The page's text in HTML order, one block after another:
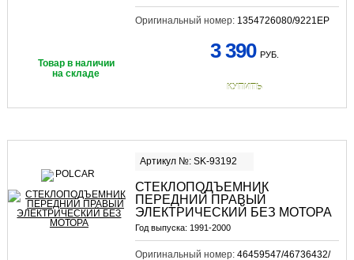
Оригинальный номер: 1354726080/9221EP
Товар в наличии
на складе
3 390 РУБ.
КУПИТЬ
Артикул №: SK-93192
СТЕКЛОПОДЪЕМНИК
ПЕРЕДНИЙ ПРАВЫЙ
ЭЛЕКТРИЧЕСКИЙ БЕЗ МОТОРА
Год выпуска: 1991-2000
Оригинальный номер: 46459547/46736432/